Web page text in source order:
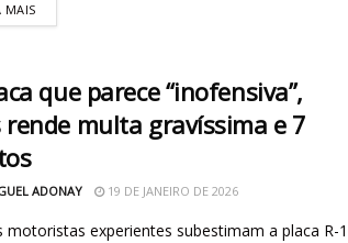
MAIS
que parece “inofensiva”,
rende multa gravíssima e 7
ADONAY 19 DE JANEIRO DE 2026
motoristas experientes subestimam a placa R-1